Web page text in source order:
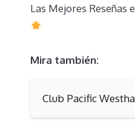
Las Mejores Reseñas
Mira también:
Club Pacific